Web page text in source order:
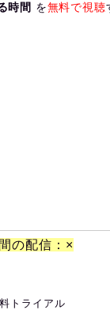
時間 を無料で視聴
の配信：×
トライアル